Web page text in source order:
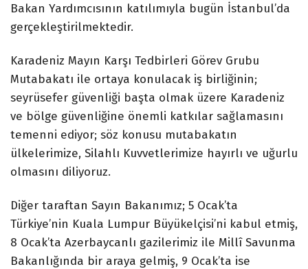
Bakan Yardımcısının katılımıyla bugün İstanbul’da
gerçekleştirilmektedir.
Karadeniz Mayın Karşı Tedbirleri Görev Grubu
Mutabakatı ile ortaya konulacak iş birliğinin;
seyrüsefer güvenliği başta olmak üzere Karadeniz
ve bölge güvenliğine önemli katkılar sağlamasını
temenni ediyor; söz konusu mutabakatın
ülkelerimize, Silahlı Kuvvetlerimize hayırlı ve uğurlu
olmasını diliyoruz.
Diğer taraftan Sayın Bakanımız; 5 Ocak’ta
Türkiye’nin Kuala Lumpur Büyükelçisi’ni kabul etmiş,
8 Ocak’ta Azerbaycanlı gazilerimiz ile Millî Savunma
Bakanlığında bir araya gelmiş, 9 Ocak’ta ise